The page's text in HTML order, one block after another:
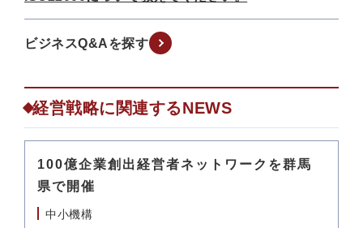
ビジネスQ&Aを探す
経営戦略に関連するNEWS
100億企業創出経営者ネットワークを群馬
県で開催
中小機構